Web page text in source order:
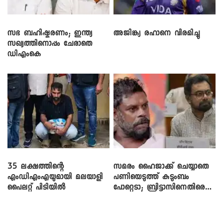
സഭ ബഹിഷ്കരണം; ഇന്ത്യ
സഖ്യത്തിനൊപ്പം ചേരാതെ
ഡിഎംകെ
അജിങ്ക്യ രഹാനെ വിരമിച്ചു
35 ലക്ഷത്തിന്റെ
എംഡിഎംഎയുമായി മലയാളി
പൈലറ്റ് പിടിയിൽ
സമരം ഹൈജാക്ക് ചെയ്യാതെ
പണിയെടുത്ത് കുടുംബം
പോറ്റെടാ; ബ്രിട്ടാസിനെതിരെ